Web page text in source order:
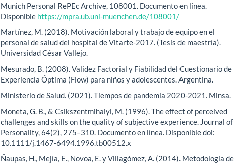
Munich Personal RePEc Archive, 108001. Documento en línea.
Disponible https://mpra.ub.uni-muenchen.de/108001/
Martínez, M. (2018). Motivación laboral y trabajo de equipo en el
personal de salud del hospital de Vitarte-2017. (Tesis de maestría).
Universidad César Vallejo.
Mesurado, B. (2008). Validez Factorial y Fiabilidad del Cuestionario de
Experiencia Óptima (Flow) para niños y adolescentes. Argentina.
Ministerio de Salud. (2021). Tiempos de pandemia 2020-2021. Minsa.
Moneta, G. B., & Csikszentmihalyi, M. (1996). The effect of perceived
challenges and skills on the quality of subjective experience. Journal of
Personality, 64(2), 275–310. Documento en línea. Disponible doi:
10.1111/j.1467-6494.1996.tb00512.x
Ñaupas, H., Mejía, E., Novoa, E. y Villagómez, A. (2014). Metodología de